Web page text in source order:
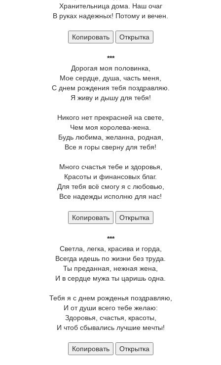
Хранительница дома. Наш очаг
В руках надежных! Потому и вечен.
Копировать Открытка
***
Дорогая моя половинка,
Мое сердце, душа, часть меня,
С днем рождения тебя поздравляю.
Я живу и дышу для тебя!
Никого нет прекрасней на свете,
Чем моя королева-жена.
Будь любима, желанна, родная,
Все я горы сверну для тебя!
Много счастья тебе и здоровья,
Красоты и финансовых благ.
Для тебя всё смогу я с любовью,
Все надежды исполню для нас!
Копировать Открытка
***
Светла, легка, красива и горда,
Всегда идешь по жизни без труда.
Ты преданная, нежная жена,
И в сердце мужа ты царишь одна.
Тебя я с днем рожденья поздравляю,
И от души всего тебе желаю:
Здоровья, счастья, красоты,
И чтоб сбывались лучшие мечты!
Копировать Открытка